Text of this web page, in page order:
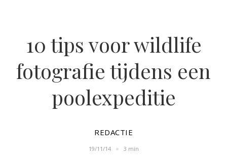
10 tips voor wildlife
fotografie tijdens een
poolexpeditie
REDACTIE
19/11/14 3 min